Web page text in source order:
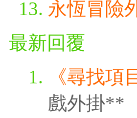
永恆冒險
最新回覆
《尋找項
戲外掛**